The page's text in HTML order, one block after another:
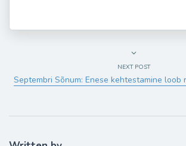
NEXT POST
Septembri Sõnum: Enese kehtestamine loob